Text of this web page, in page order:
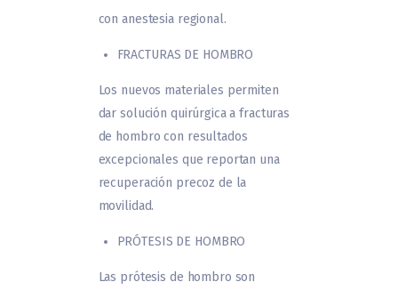
con anestesia regional.
FRACTURAS DE HOMBRO
Los nuevos materiales permiten
dar solución quirúrgica a fracturas
de hombro con resultados
excepcionales que reportan una
recuperación precoz de la
movilidad.
PRÓTESIS DE HOMBRO
Las prótesis de hombro son